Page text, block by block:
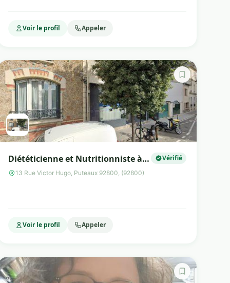
Voir le profil Appeler
Diététicienne et Nutritionniste à
Suresnes
Vérifié
13 Rue Victor Hugo, Puteaux 92800, (92800)
Voir le profil Appeler